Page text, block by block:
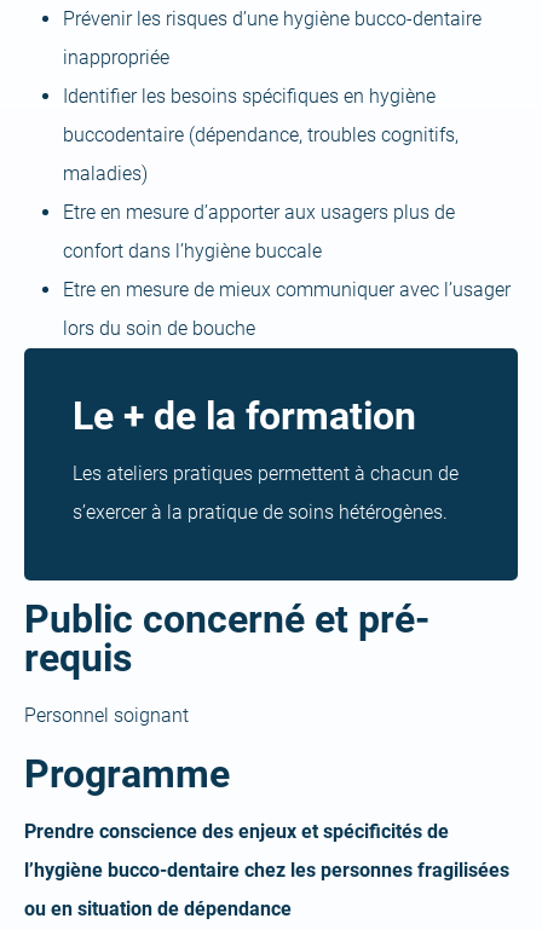
Prévenir les risques d’une hygiène bucco-dentaire
inappropriée
Identifier les besoins spécifiques en hygiène
buccodentaire (dépendance, troubles cognitifs,
maladies)
Etre en mesure d’apporter aux usagers plus de
confort dans l’hygiène buccale
Etre en mesure de mieux communiquer avec l’usager
lors du soin de bouche
Le + de la formation
Les ateliers pratiques permettent à chacun de
s’exercer à la pratique de soins hétérogènes.
Public concerné et pré-
requis
Personnel soignant
Programme
Prendre conscience des enjeux et spécificités de
l’hygiène bucco-dentaire chez les personnes fragilisées
ou en situation de dépendance